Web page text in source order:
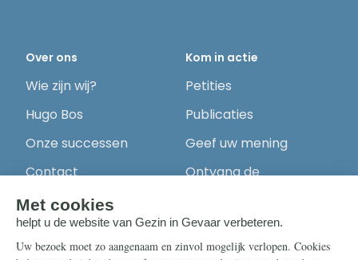
Over ons
Wie zijn wij?
Hugo Bos
Onze successen
Contact
Kom in actie
Petities
Publicaties
Geef uw mening
Ontvang de
Steun ons Info